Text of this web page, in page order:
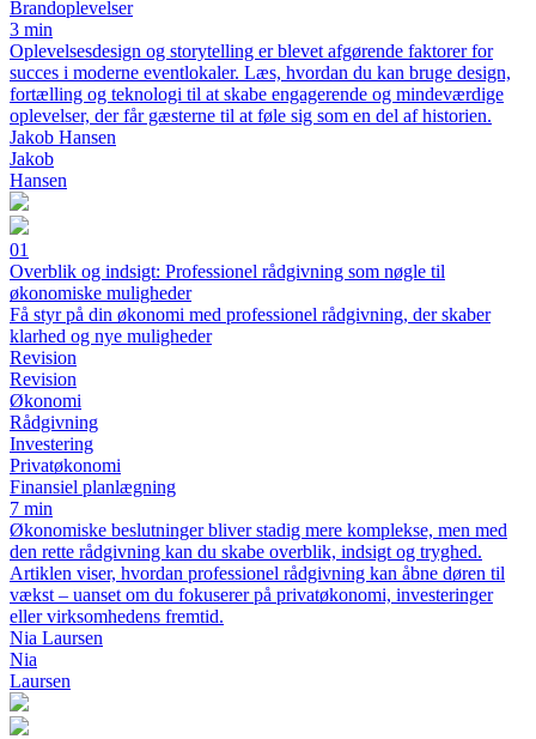
Brandoplevelser
3 min
Oplevelsesdesign og storytelling er blevet afgørende faktorer for
succes i moderne eventlokaler. Læs, hvordan du kan bruge design,
fortælling og teknologi til at skabe engagerende og mindeværdige
oplevelser, der får gæsterne til at føle sig som en del af historien.
Jakob Hansen
Jakob
Hansen
01
Overblik og indsigt: Professionel rådgivning som nøgle til
økonomiske muligheder
Få styr på din økonomi med professionel rådgivning, der skaber
klarhed og nye muligheder
Revision
Revision
Økonomi
Rådgivning
Investering
Privatøkonomi
Finansiel planlægning
7 min
Økonomiske beslutninger bliver stadig mere komplekse, men med
den rette rådgivning kan du skabe overblik, indsigt og tryghed.
Artiklen viser, hvordan professionel rådgivning kan åbne døren til
vækst – uanset om du fokuserer på privatøkonomi, investeringer
eller virksomhedens fremtid.
Nia Laursen
Nia
Laursen